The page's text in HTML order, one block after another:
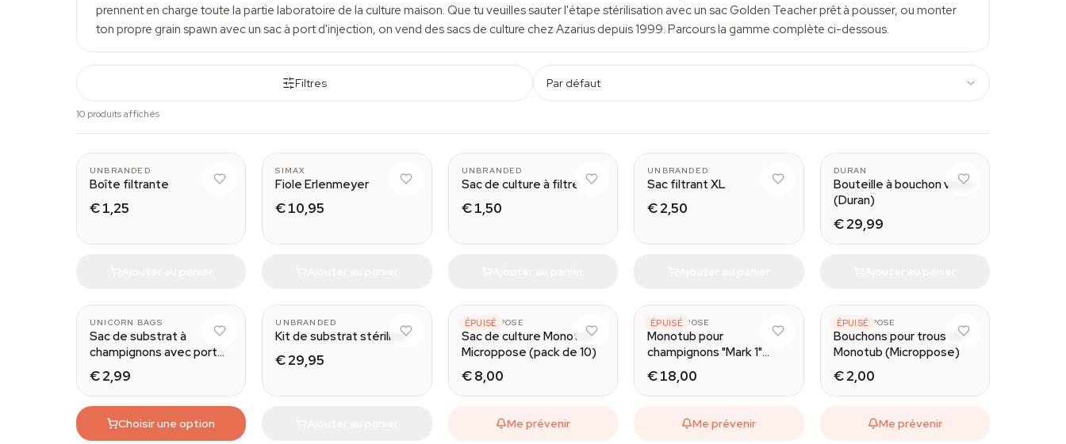
prennent en charge toute la partie laboratoire de la culture maison. Que tu veuilles sauter l'étape stérilisation avec un sac Golden Teacher prêt à pousser, ou monter
ton propre grain spawn avec un sac à port d'injection, on vend des sacs de culture chez Azarius depuis 1999. Parcours la gamme complète ci-dessous.
Filtres Par défaut
10 produits affichés
565 ml
UNBRANDED
Boîte filtrante
€ 1,25
100 ml
SIMAX
Fiole Erlenmeyer
€ 10,95
UNBRANDED
Sac de culture à filtre
€ 1,50
UNBRANDED
Sac filtrant XL
€ 2,50
DURAN
Bouteille à bouchon vissé
(Duran)
€ 29,99
UNICORN BAGS
Sac de substrat à
champignons avec port
d'injection
€ 2,99
Choisir une option
UNBRANDED
Kit de substrat stérilisé
€ 29,95
ÉPUISÉ
MICROPPOSE
Sac de culture Monotub
Microppose (pack de 10)
€ 8,00
Me prévenir
ÉPUISÉ
MICROPPOSE
Monotub pour
champignons "Mark 1"
(Microppose)
€ 18,00
Me prévenir
ÉPUISÉ
MICROPPOSE
Bouchons pour trous de
Monotub (Microppose)
€ 2,00
Me prévenir